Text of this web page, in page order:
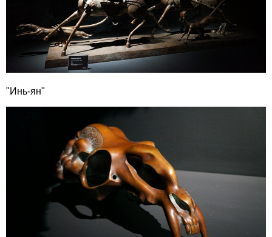
"Инь-ян"